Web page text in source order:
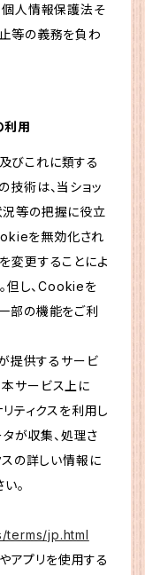
個人情報保護法そ
等の義務を負わ
利用
びこれに類する
技術は、当ショッ
況等の把握に役立
を無効化され
変更することによ
但し、Cookieを
部の機能をご利
が提供するサービ
サービス上に
ィクスを利用し
が収集、処理さ
の詳しい情報に
。
jp.html
アプリを使用する